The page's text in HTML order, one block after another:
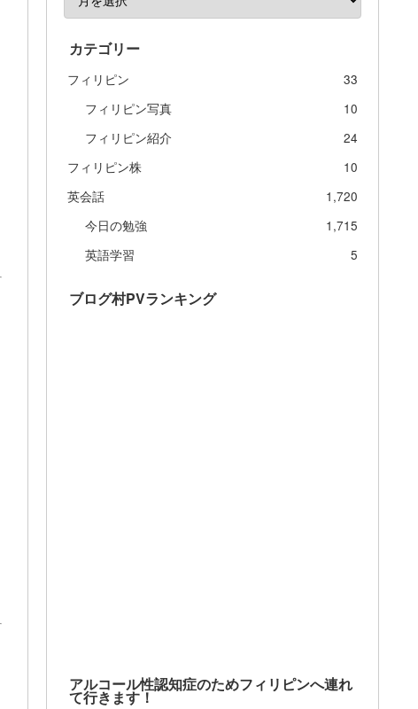
カテゴリー
フィリピン
33
フィリピン写真
10
フィリピン紹介
24
フィリピン株
10
英会話
1,720
今日の勉強
1,715
英語学習
5
ブログ村PVランキング
アルコール性認知症のためフィリピンへ連れ
て行きます！